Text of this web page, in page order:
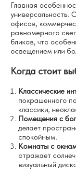
Главная
универсальность.
офисов,
равномерного
бликов, что
освещением или
Когда стоит
Классические
покрашенного
классики,
Помещения с
делает
спокойным.
Комнаты с
отражает
визуальный